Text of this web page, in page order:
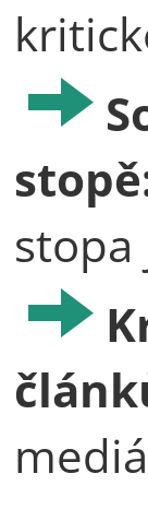
stopa